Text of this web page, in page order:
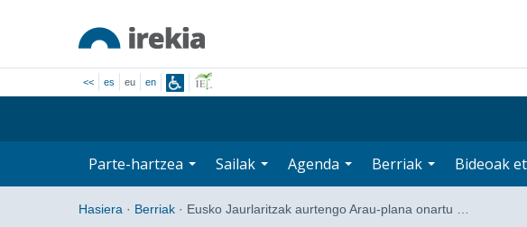
<< es eu en
Parte-hartzea Sailak Agenda Berriak Bideoak
Hasiera · Berriak · Eusko Jaurlaritzak aurtengo Arau-plana onartu …